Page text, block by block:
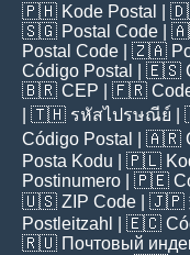
🇵🇭 Kode Postal |
🇸🇬 Postal Code |
Postal Code | 🇿🇦
Código Postal
| 🇪🇸
🇧🇷 CEP | 🇫🇷
| 🇹🇭 รหัสไปรษณีย์ |
Código Postal
| 🇦🇷
Posta Kodu | 🇵🇱
Postinumero | 🇵🇪
🇺🇸 ZIP Code | 🇯🇵
Postleitzahl
| 🇪🇨
🇷🇺 Почтовый